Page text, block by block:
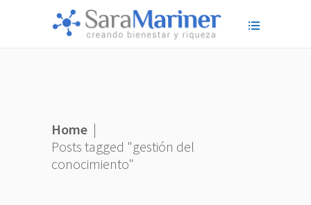
Home |
Posts tagged "gestión del
conocimiento"